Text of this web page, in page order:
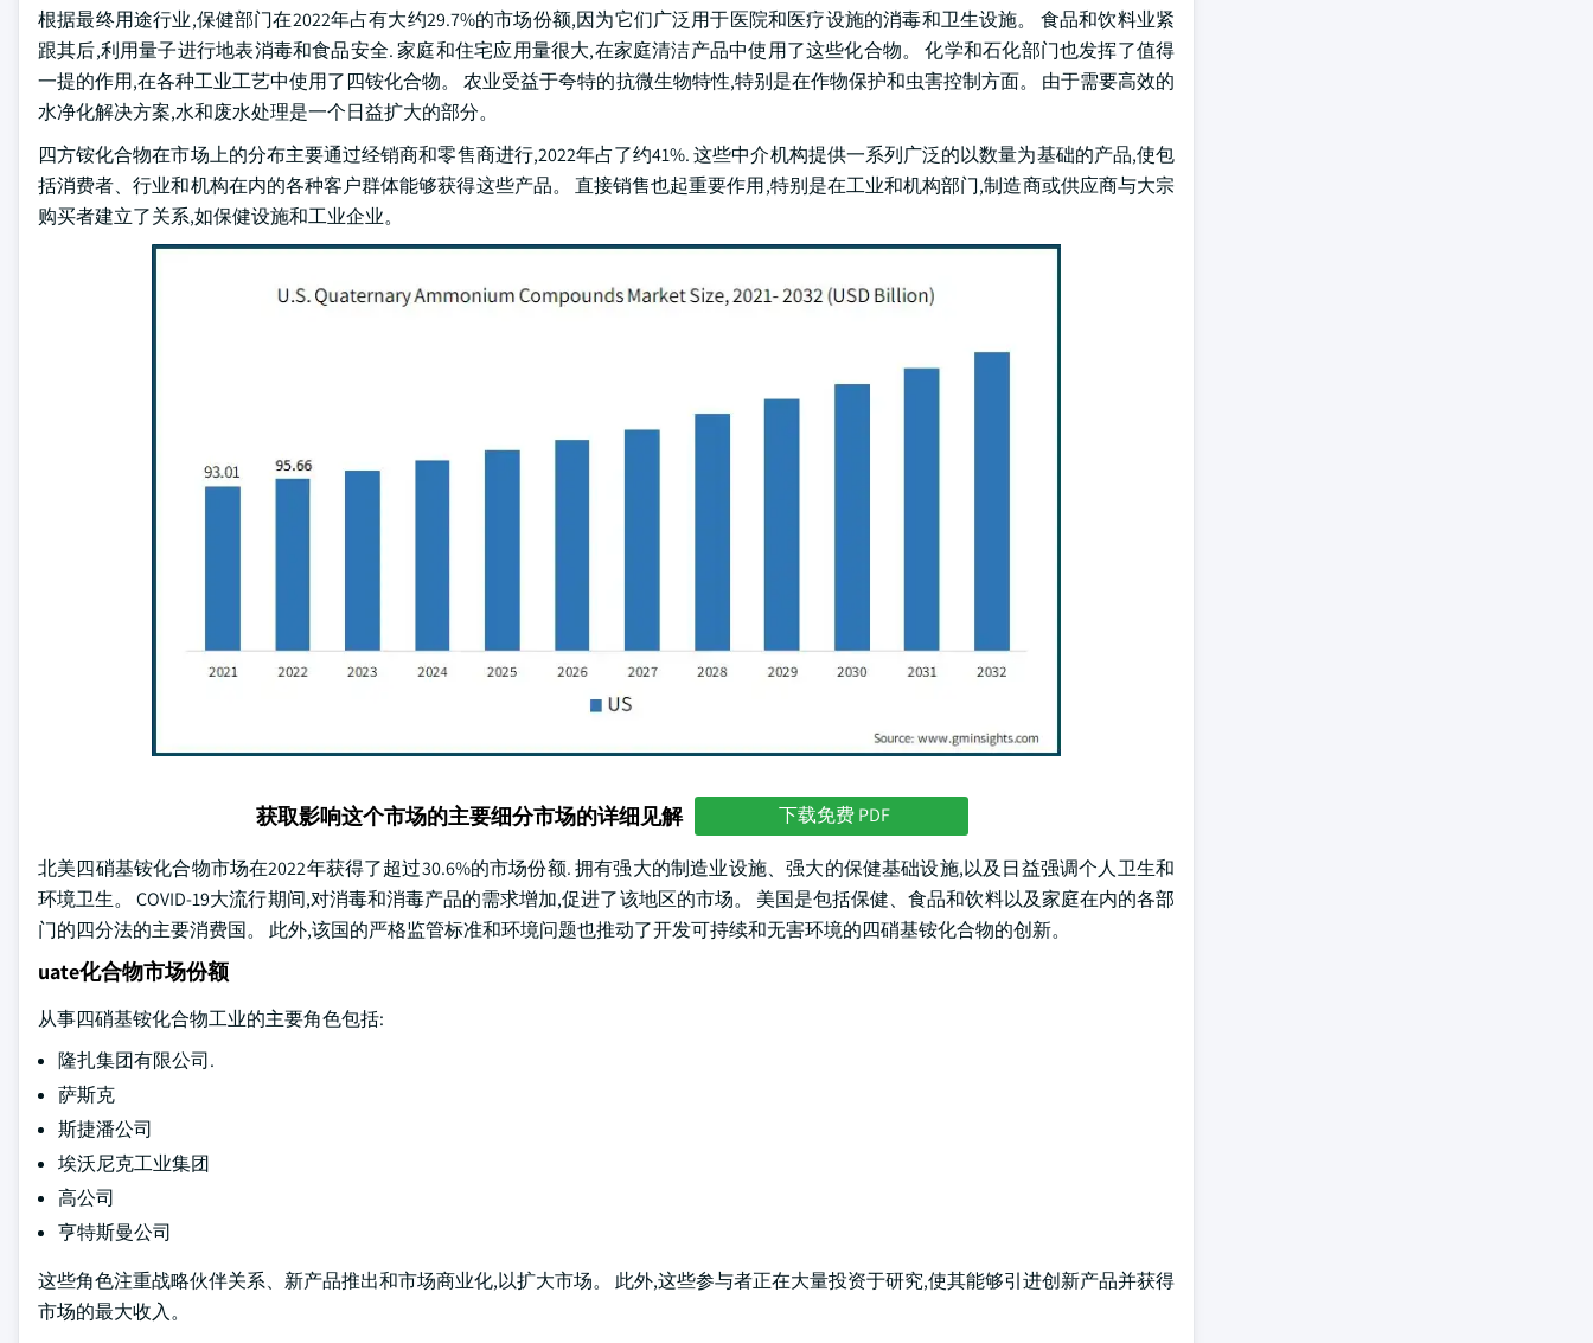
根据最终用途行业,保健部门在2022年占有大约29.7%的市场份额,因为它们广泛用于医院和医疗设施的消毒和卫生设施。 食品和饮料业紧
跟其后,利用量子进行地表消毒和食品安全. 家庭和住宅应用量很大,在家庭清洁产品中使用了这些化合物。 化学和石化部门也发挥了值得
一提的作用,在各种工业工艺中使用了四铵化合物。 农业受益于夸特的抗微生物特性,特别是在作物保护和虫害控制方面。 由于需要高效的
水净化解决方案,水和废水处理是一个日益扩大的部分。
四方铵化合物在市场上的分布主要通过经销商和零售商进行,2022年占了约41%. 这些中介机构提供一系列广泛的以数量为基础的产品,使包
括消费者、行业和机构在内的各种客户群体能够获得这些产品。 直接销售也起重要作用,特别是在工业和机构部门,制造商或供应商与大宗
购买者建立了关系,如保健设施和工业企业。
获取影响这个市场的主要细分市场的详细见解 下载免费 PDF
北美四硝基铵化合物市场在2022年获得了超过30.6%的市场份额. 拥有强大的制造业设施、强大的保健基础设施,以及日益强调个人卫生和
环境卫生。 COVID-19大流行期间,对消毒和消毒产品的需求增加,促进了该地区的市场。 美国是包括保健、食品和饮料以及家庭在内的各部
门的四分法的主要消费国。 此外,该国的严格监管标准和环境问题也推动了开发可持续和无害环境的四硝基铵化合物的创新。
uate化合物市场份额
从事四硝基铵化合物工业的主要角色包括:
隆扎集团有限公司.
萨斯克
斯捷潘公司
埃沃尼克工业集团
高公司
亨特斯曼公司
这些角色注重战略伙伴关系、新产品推出和市场商业化,以扩大市场。 此外,这些参与者正在大量投资于研究,使其能够引进创新产品并获得
市场的最大收入。